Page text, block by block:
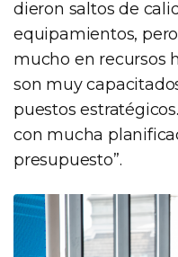
dieron saltos de
equipamientos,
mucho en recursos
son muy
puestos
con mucha
presupuesto”.